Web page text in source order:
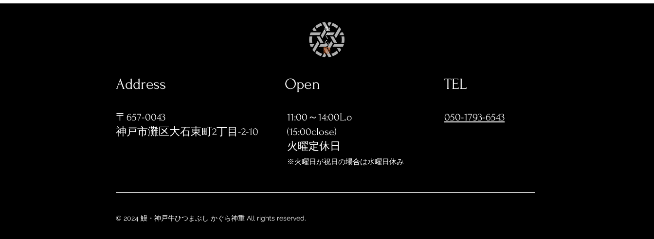
Address
〒657-0043
神戸市灘区大石東町2丁目-2-10
Open TEL
11:00～14:00L.o
(15:00close)
火曜定休日
※火曜日が祝日の場合は水曜日休み
050-1793-6543
© 2024 鰻・神戸牛ひつまぶし かぐら神重 All rights reserved.